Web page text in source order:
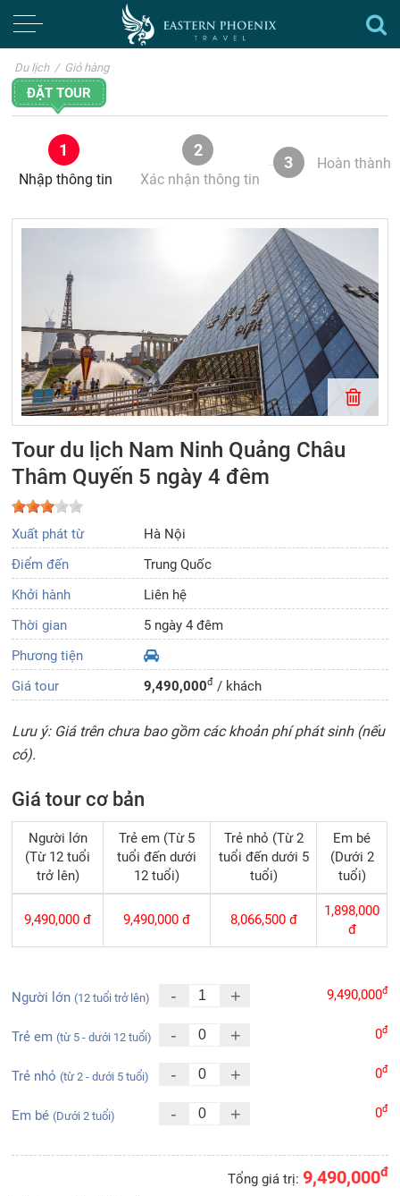
Du lịch / Giỏ hàng
ĐẶT TOUR
1
Nhập thông tin
2
Xác nhận thông tin
3 Hoàn thành
Tour du lịch Nam Ninh Quảng Châu
Thâm Quyến 5 ngày 4 đêm
Xuất phát từ
Hà Nội
Điểm đến
Trung Quốc
Khởi hành
Liên hệ
Thời gian
5 ngày 4 đêm
Phương tiện
Giá tour
9,490,000đ / khách
Lưu ý: Giá trên chưa bao gồm các khoản phí phát sinh (nếu
có).
Giá tour cơ bản
Người lớn
(Từ 12 tuổi
trở lên)
Trẻ em (Từ 5
tuổi đến dưới
12 tuổi)
Trẻ nhỏ (Từ 2
tuổi đến dưới 5
tuổi)
Em bé
(Dưới 2
tuổi)
9,490,000 đ 9,490,000 đ 8,066,500đ
1,898,000
đ
Người lớn(12 tuổi trở lên) - + 9,490,000đ
Trẻ em(từ 5 - dưới 12 tuổi) - + 0đ
Trẻ nhỏ(từ 2 - dưới 5 tuổi) - + 0đ
Em bé(Dưới 2 tuổi) - + 0đ
Tổng giá trị: 9,490,000đ